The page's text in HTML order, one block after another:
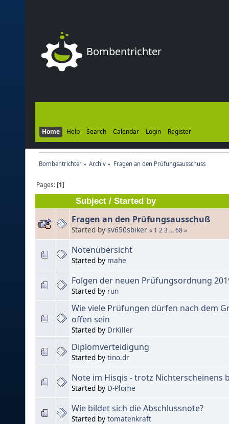
Bombentrichter
Home Help Search Calendar Login Register
Bombentrichter» Archiv » Fragen an den Prüfungsausschuss
Pages: [1]
Subject/ Started by
Fragen an den Prüfungsausschuß
Started by sv650sbiker « 1 2 3 ...68»
Notenübersicht
Started by mahe
Folgen der neuen Prüfungsordnung
Started by run
Wie viele Prüfungen dürfen nach dem
offen sein
Started by DrKiller
Diplomverteidigung
Started by tino.dr
Note im Hisqis - trotz Nichterscheinens
Started by D-Plome
Wie bildet sich die Abschlussnote?
Started by tomatenkraft